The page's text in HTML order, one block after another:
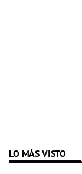
LO MÁS VISTO